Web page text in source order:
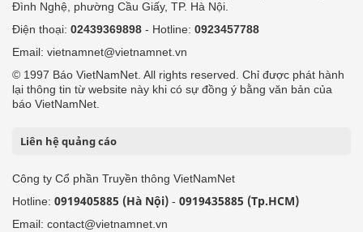
Đình Nghệ, phường Cầu Giấy, TP. Hà Nội.
Điện thoại: 02439369898 - Hotline: 0923457788
Email: vietnamnet@vietnamnet.vn
© 1997 Báo VietNamNet. All rights reserved. Chỉ được phát hành
lại thông tin từ website này khi có sự đồng ý bằng văn bản của
báo VietNamNet.
Liên hệ quảng cáo
Công ty Cổ phần Truyền thông VietNamNet
Hotline: 0919405885 (Hà Nội) - 0919435885 (Tp.HCM)
Email: contact@vietnamnet.vn